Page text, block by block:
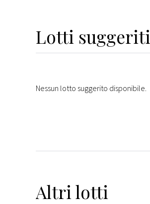
Lotti suggeriti
Nessun lotto suggerito disponibile.
Altri lotti